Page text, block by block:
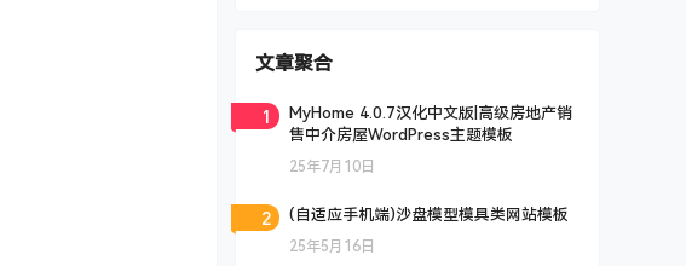
文章聚合
1
MyHome 4.0.7汉化中文版|高级房地产销
售中介房屋WordPress主题模板
25年7月10日
2 (自适应手机端)沙盘模型模具类网站模板
25年5月16日